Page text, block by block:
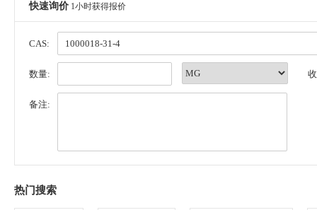
快速询价 1小时获得报价
CAS:
数量:
备注:
热门搜索